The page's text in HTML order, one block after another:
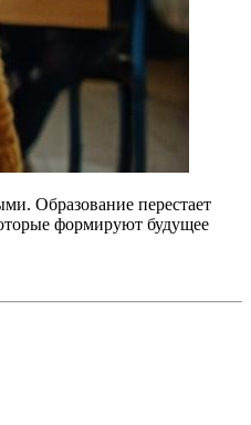
Образование перестает
формируют будущее